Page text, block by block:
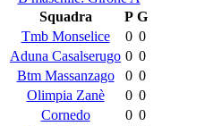
Squadra
P G
Tmb Monselice
0 0
Aduna Casalserugo 0 0
Btm Massanzago
0 0
Olimpia Zanè
0 0
Cornedo
0 0